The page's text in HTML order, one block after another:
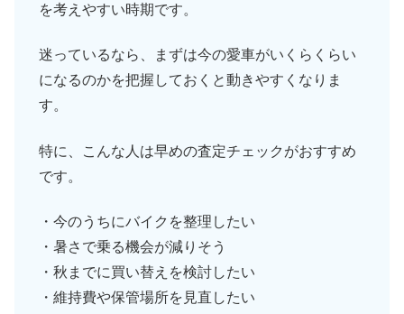
を考えやすい時期です。
迷っているなら、まずは今の愛車がいくらくらい
になるのかを把握しておくと動きやすくなりま
す。
特に、こんな人は早めの査定チェックがおすすめ
です。
・今のうちにバイクを整理したい
・暑さで乗る機会が減りそう
・秋までに買い替えを検討したい
・維持費や保管場所を見直したい